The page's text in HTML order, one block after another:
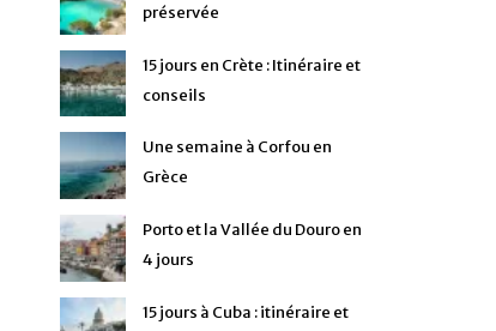
préservée
15 jours en Crète : Itinéraire et
conseils
Une semaine à Corfou en
Grèce
Porto et la Vallée du Douro en
4 jours
15 jours à Cuba : itinéraire et